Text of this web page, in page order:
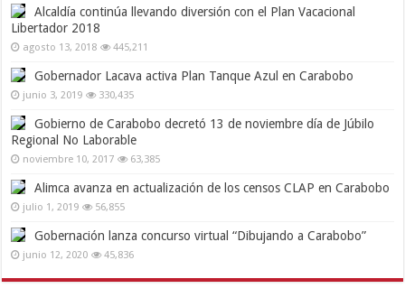
Alcaldía continúa llevando diversión con el Plan Vacacional
Libertador 2018
agosto 13, 2018 445,211
Gobernador Lacava activa Plan Tanque Azul en Carabobo
junio 3, 2019 330,435
Gobierno de Carabobo decretó 13 de noviembre día de Júbilo
Regional No Laborable
noviembre 10, 2017 63,385
Alimca avanza en actualización de los censos CLAP en Carabobo
julio 1, 2019 56,855
Gobernación lanza concurso virtual “Dibujando a Carabobo”
junio 12, 2020 45,836